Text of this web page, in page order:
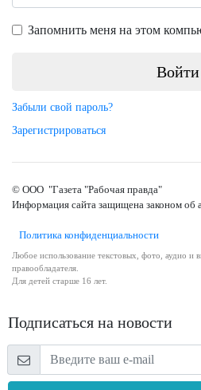
Запомнить меня на этом
Забыли свой пароль?
Зарегистрироваться
© ООО "Газета "Рабочая правда"
Информация сайта защищена законом об
Политика конфиденциальности
Любое использование текстовых, фото, аудио и
правообладателя.
Для детей старше 16 лет.
Подписаться на новости